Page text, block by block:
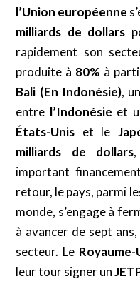
l’Union européenne
milliards de dollars
rapidement son
produite à 80% à
Bali (En Indonésie),
entre l’Indonésie et
États-Unis et le
milliards de dollars,
important
retour, le pays, parmi
monde, s’engage à
à avancer de sept ans,
secteur. Le Royaume-
leur tour signer un